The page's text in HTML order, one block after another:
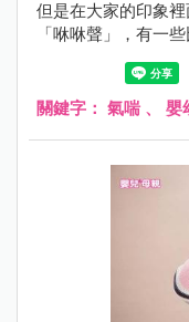
但是在大家的印象
「咻咻聲」，有一
Dr.的觀察「運動時
嗽」是最容易被父
關鍵字： 氣喘、 嬰